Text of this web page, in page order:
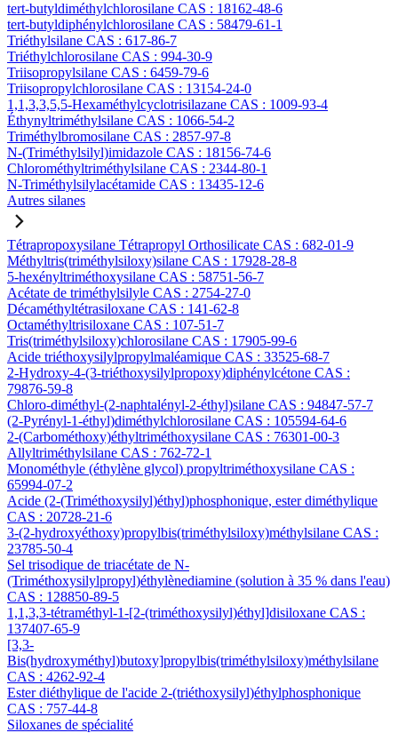
tert-butyldiméthylchlorosilane CAS : 18162-48-6
tert-butyldiphénylchlorosilane CAS : 58479-61-1
Triéthylsilane CAS : 617-86-7
Triéthylchlorosilane CAS : 994-30-9
Triisopropylsilane CAS : 6459-79-6
Triisopropylchlorosilane CAS : 13154-24-0
1,1,3,3,5,5-Hexaméthylcyclotrisilazane CAS : 1009-93-4
Éthynyltriméthylsilane CAS : 1066-54-2
Triméthylbromosilane CAS : 2857-97-8
N-(Triméthylsilyl)imidazole CAS : 18156-74-6
Chlorométhyltriméthylsilane CAS : 2344-80-1
N-Triméthylsilylacétamide CAS : 13435-12-6
Autres silanes
Tétrapropoxysilane Tétrapropyl Orthosilicate CAS : 682-01-9
Méthyltris(triméthylsiloxy)silane CAS : 17928-28-8
5-hexényltriméthoxysilane CAS : 58751-56-7
Acétate de triméthylsilyle CAS : 2754-27-0
Décaméthyltétrasiloxane CAS : 141-62-8
Octaméthyltrisiloxane CAS : 107-51-7
Tris(triméthylsiloxy)chlorosilane CAS : 17905-99-6
Acide triéthoxysilylpropylmaléamique CAS : 33525-68-7
2-Hydroxy-4-(3-triéthoxysilylpropoxy)diphénylcétone CAS :
79876-59-8
Chloro-diméthyl-(2-naphtalényl-2-éthyl)silane CAS : 94847-57-7
(2-Pyrényl-1-éthyl)diméthylchlorosilane CAS : 105594-64-6
2-(Carbométhoxy)éthyltriméthoxysilane CAS : 76301-00-3
Allyltriméthylsilane CAS : 762-72-1
Monométhyle (éthylène glycol) propyltriméthoxysilane CAS :
65994-07-2
Acide (2-(Triméthoxysilyl)éthyl)phosphonique, ester diméthylique
CAS : 20728-21-6
3-(2-hydroxyéthoxy)propylbis(triméthylsiloxy)méthylsilane CAS :
23785-50-4
Sel trisodique de triacétate de N-
(Triméthoxysilylpropyl)éthylènediamine (solution à 35 % dans l'eau)
CAS : 128850-89-5
1,1,3,3-tétraméthyl-1-[2-(triméthoxysilyl)éthyl]disiloxane CAS :
137407-65-9
[3,3-
Bis(hydroxyméthyl)butoxy]propylbis(triméthylsiloxy)méthylsilane
CAS : 4262-92-4
Ester diéthylique de l'acide 2-(triéthoxysilyl)éthylphosphonique
CAS : 757-44-8
Siloxanes de spécialité